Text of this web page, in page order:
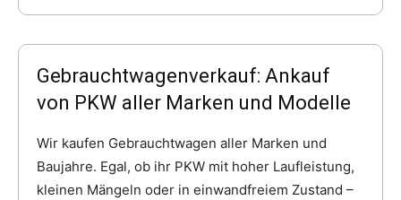
Gebrauchtwagenverkauf: Ankauf
von PKW aller Marken und Modelle
Wir kaufen Gebrauchtwagen aller Marken und
Baujahre. Egal, ob ihr PKW mit hoher Laufleistung,
kleinen Mängeln oder in einwandfreiem Zustand –